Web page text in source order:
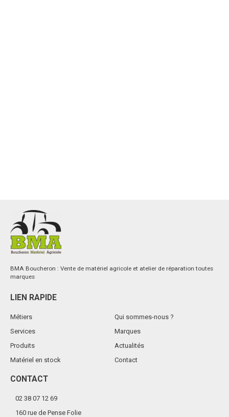
BMA Boucheron : Vente de matériel agricole et atelier de réparation toutes
marques
LIEN RAPIDE
Métiers
Services
Produits
Matériel en stock
Qui sommes-nous ?
Marques
Actualités
Contact
CONTACT
02 38 07 12 69
160 rue de Pense Folie